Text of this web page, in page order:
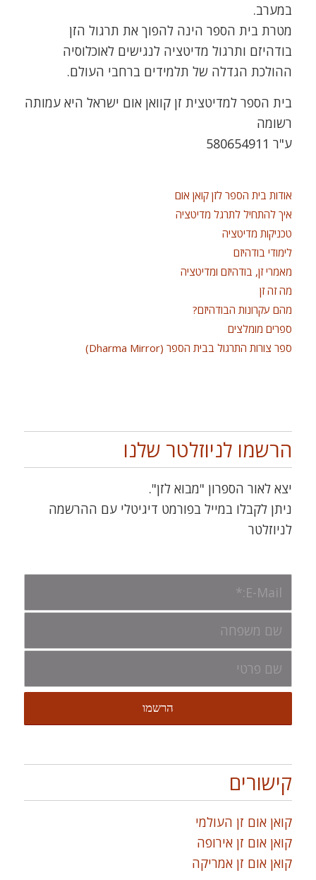
במערב.
מטרת בית הספר הינה להפוך את תרגול הזן
בודהיזם ותרגול מדיטציה לנגישים לאוכלוסיה
ההולכת הגדלה של תלמידים ברחבי העולם.
בית הספר למדיטצית זן קוואן אום ישראל היא עמותה
רשומה
ע"ר 580654911
אודות בית הספר לזן קואן אום
איך להתחיל לתרגל מדיטציה
טכניקות מדיטציה
לימודי בודהיזם
מאמרי זן, בודהיזם ומדיטציה
מה זה זן
מהם עקרונות הבודהיזם?
ספרים מומלצים
ספר צורות התרגול בבית הספר (Dharma Mirror)
הרשמו לניוזלטר שלנו
יצא לאור הספרון "מבוא לזן".
ניתן לקבלו במייל בפורמט דיגיטלי עם ההרשמה
לניוזלטר
קישורים
קואן אום זן העולמי
קואן אום זן אירופה
קואן אום זן אמריקה